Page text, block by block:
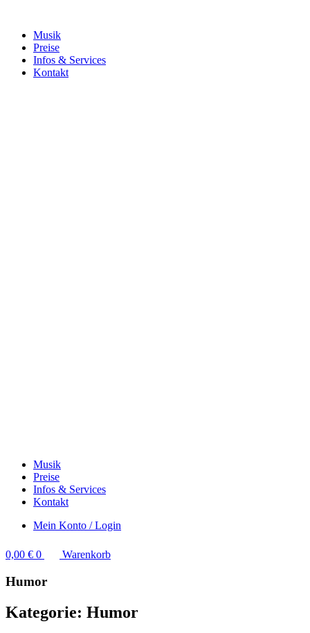
Musik
Preise
Infos & Services
Kontakt
Musik
Preise
Infos & Services
Kontakt
Mein Konto / Login
0,00 € 0 Warenkorb
Humor
Kategorie: Humor